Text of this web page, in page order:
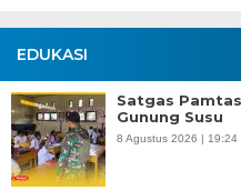
EDUKASI
Satgas
Gunung Susu
8 Agustus 2026 | 19:24